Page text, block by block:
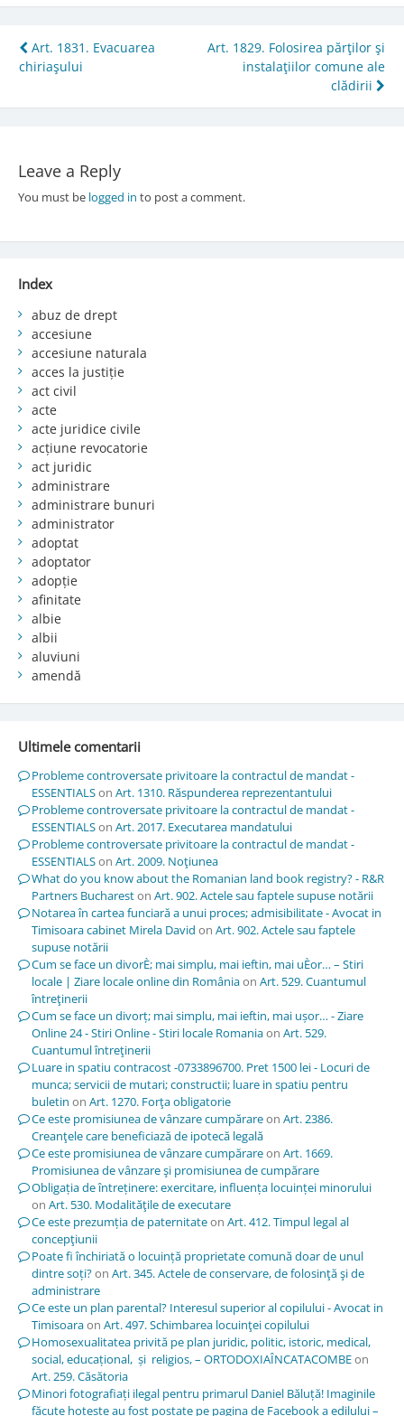
Post
navigation
Art. 1831. Evacuarea
chiriaşului
Art. 1829. Folosirea părţilor şi
instalaţiilor comune ale
clădirii
Leave a Reply
You must be logged in to post a comment.
Index
abuz de drept
accesiune
accesiune naturala
acces la justiție
act civil
acte
acte juridice civile
acțiune revocatorie
act juridic
administrare
administrare bunuri
administrator
adoptat
adoptator
adopție
afinitate
albie
albii
aluviuni
amendă
Ultimele comentarii
Probleme controversate privitoare la contractul de mandat -
ESSENTIALSon Art. 1310. Răspunderea reprezentantului
Probleme controversate privitoare la contractul de mandat -
ESSENTIALSon Art. 2017. Executarea mandatului
Probleme controversate privitoare la contractul de mandat -
ESSENTIALSon Art. 2009. Noţiunea
What do you know about the Romanian land book registry? - R&R
Partners Buchareston Art. 902. Actele sau faptele supuse notării
Notarea în cartea funciară a unui proces; admisibilitate - Avocat in
Timisoara cabinet Mirela David on Art. 902. Actele sau faptele
supuse notării
Cum se face un divorÈ; mai simplu, mai ieftin, mai uÈor… – Stiri
locale | Ziare locale online din Româniaon Art. 529. Cuantumul
întreţinerii
Cum se face un divorț; mai simplu, mai ieftin, mai ușor… - Ziare
Online 24 - Stiri Online - Stiri locale Romaniaon Art. 529.
Cuantumul întreţinerii
Luare in spatiu contracost -0733896700. Pret 1500 lei - Locuri de
munca; servicii de mutari; constructii; luare in spatiu pentru
buletin on Art. 1270. Forţa obligatorie
Ce este promisiunea de vânzare cumpărareon Art. 2386.
Creanţele care beneficiază de ipotecă legală
Ce este promisiunea de vânzare cumpărareon Art. 1669.
Promisiunea de vânzare şi promisiunea de cumpărare
Obligația de întreținere: exercitare, influența locuinței minorului
on Art. 530. Modalităţile de executare
Ce este prezumția de paternitateon Art. 412. Timpul legal al
concepţiunii
Poate fi închiriată o locuință proprietate comună doar de unul
dintre soți?on Art. 345. Actele de conservare, de folosinţă şi de
administrare
Ce este un plan parental? Interesul superior al copilului - Avocat in
Timisoaraon Art. 497. Schimbarea locuinţei copilului
Homosexualitatea privită pe plan juridic, politic, istoric, medical,
social, educațional, și religios, – ORTODOXIAÎNCATACOMBEon
Art. 259. Căsătoria
Minori fotografiați ilegal pentru primarul Daniel Băluță! Imaginile
făcute hoțește au fost postate pe pagina de Facebook a edilului –